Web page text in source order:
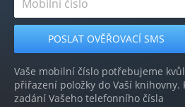
Vaše mobilní číslo potřebujeme
přiřazení položky do Vaší knihovny.
zadání Vašeho telefonního čísla